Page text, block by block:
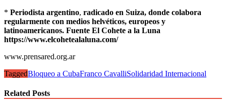
* Periodista argentino, radicado en Suiza, donde colabora
regularmente con medios helvéticos, europeos y
latinoamericanos. Fuente El Cohete a la Luna
https://www.elcohetealaluna.com/
www.prensared.org.ar
TaggedBloqueo a CubaFranco CavalliSolidaridad Internacional
Related Posts